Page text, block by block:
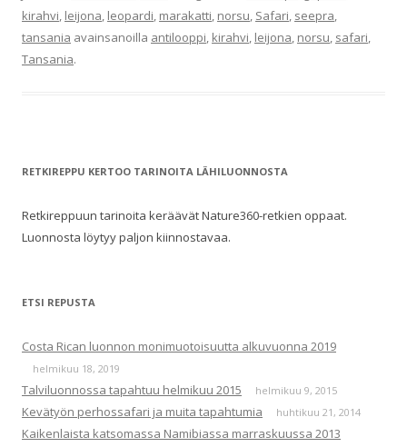
kirahvi, leijona, leopardi, marakatti, norsu, Safari, seepra,
tansania avainsanoilla antilooppi, kirahvi, leijona, norsu, safari,
Tansania.
RETKIREPPU KERTOO TARINOITA LÄHILUONNOSTA
Retkireppuun tarinoita keräävät Nature360-retkien oppaat.
Luonnosta löytyy paljon kiinnostavaa.
ETSI REPUSTA
Costa Rican luonnon monimuotoisuutta alkuvuonna 2019
helmikuu 18, 2019
Talviluonnossa tapahtuu helmikuu 2015 helmikuu 9, 2015
Kevätyön perhossafari ja muita tapahtumia huhtikuu 21, 2014
Kaikenlaista katsomassa Namibiassa marraskuussa 2013